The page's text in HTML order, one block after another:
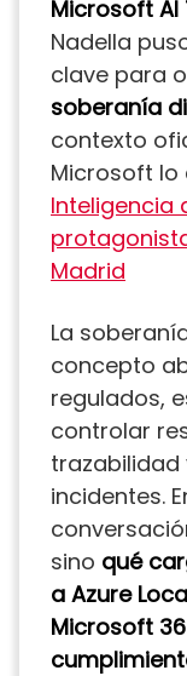
Microsoft AI
Nadella
clave para
soberanía
contexto
Microsoft lo
Inteligencia
Madrid
La
concepto
regulados,
controlar
incidentes.
sino qué
a Azure
Microsoft